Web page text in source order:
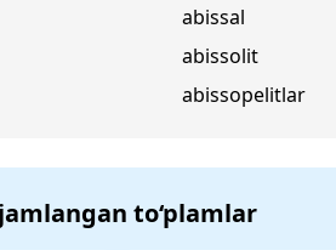
abissal
abissolit
abissopelitlar
to‘plamlar